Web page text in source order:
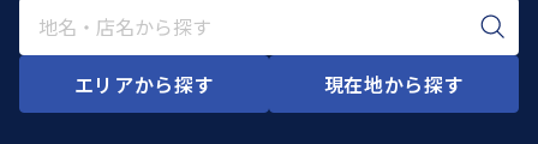
エリアから探す 現在地から探す